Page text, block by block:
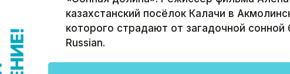
казахстанский посёлок Калачи в
которого страдают от загадочной
Russian.